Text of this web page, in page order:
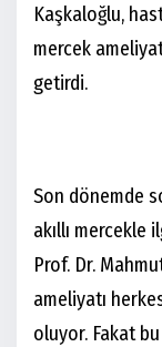
Kaşkaloğlu,
mercek
getirdi.
Son dönemde
akıllı mercekle
Prof. Dr.
ameliyatı
oluyor. Fakat